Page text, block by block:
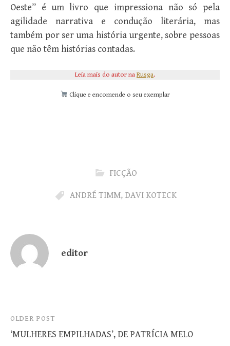
Oeste” é um livro que impressiona não só pela
agilidade narrativa e condução literária, mas
também por ser uma história urgente, sobre pessoas
que não têm histórias contadas.
Leia mais do autor na Rusga.
Clique e encomende o seu exemplar
FICÇÃO
ANDRÉ TIMM, DAVI KOTECK
editor
Post
navigation
OLDER POST
‘MULHERES EMPILHADAS’, DE PATRÍCIA MELO